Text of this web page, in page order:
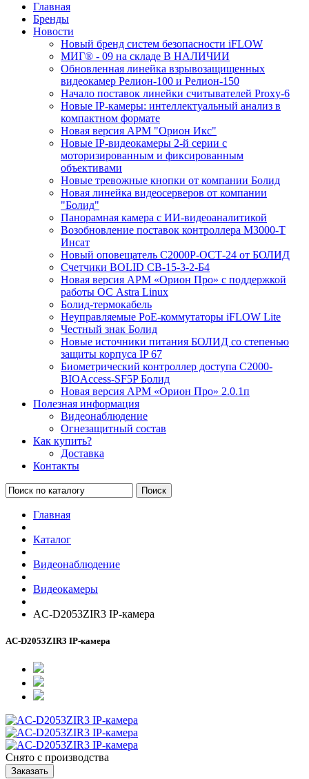
Главная
Бренды
Новости
Новый бренд систем безопасности iFLOW
МИГ® - 09 на складе В НАЛИЧИИ
Обновленная линейка взрывозащищенных
видеокамер Релион-100 и Релион-150
Начало поставок линейки считывателей Proxy-6
Новые IP-камеры: интеллектуальный анализ в
компактном формате
Новая версия АРМ "Орион Икс"
Новые IP-видеокамеры 2-й серии с
моторизированным и фиксированным
объективами
Новые тревожные кнопки от компании Болид
Новая линейка видеосерверов от компании
"Болид"
Панорамная камера с ИИ-видеоаналитикой
Возобновление поставок контроллера М3000-Т
Инсат
Новый оповещатель С2000Р-ОСТ-24 от БОЛИД
Счетчики BOLID СВ-15-3-2-Б4
Новая версия АРМ «Орион Про» с поддержкой
работы ОС Astra Linux
Болид-термокабель
Неуправляемые PoE-коммутаторы iFLOW Lite
Честный знак Болид
Новые источники питания БОЛИД со степенью
защиты корпуса IP 67
Биометрический контроллер доступа С2000-
BIOAccess-SF5P Болид
Новая версия АРМ «Орион Про» 2.0.1п
Полезная информация
Видеонаблюдение
Огнезащитный состав
Как купить?
Доставка
Контакты
Поиск
Главная
Каталог
Видеонаблюдение
Видеокамеры
AC-D2053ZIR3 IP-камера
AC-D2053ZIR3 IP-камера
Снято с производства
Заказать